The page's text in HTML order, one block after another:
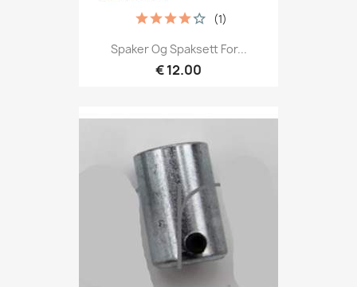
Spaker Og Spaksett For...
€ 12.00
(1)